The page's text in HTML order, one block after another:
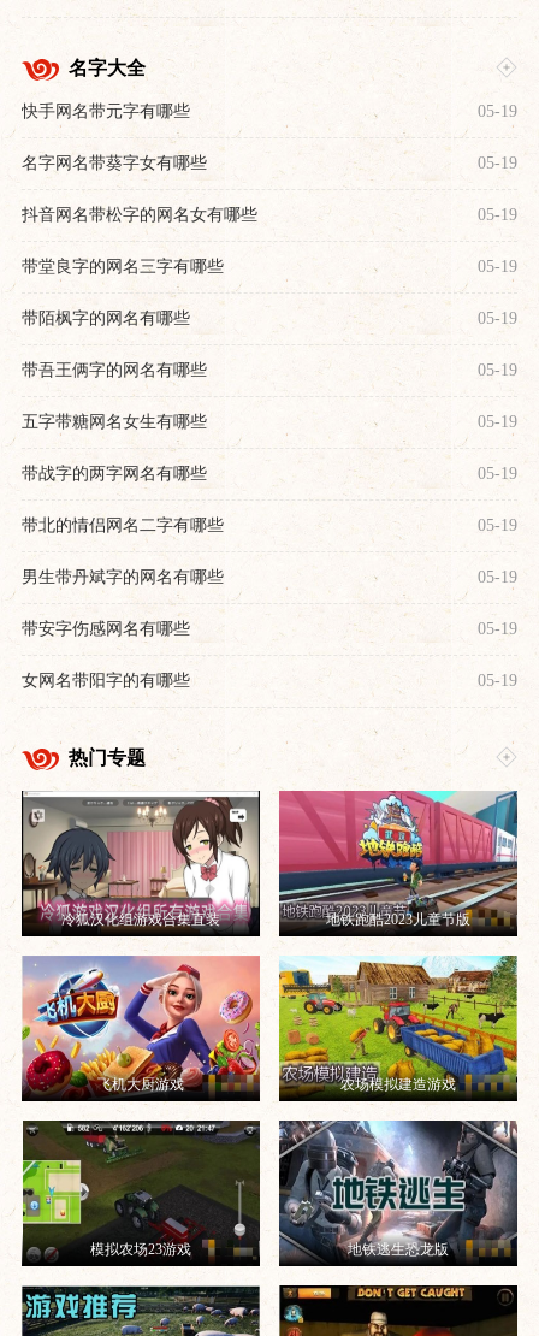
名字大全
快手网名带元字有哪些 05-19
名字网名带葵字女有哪些 05-19
抖音网名带松字的网名女有哪些 05-19
带堂良字的网名三字有哪些 05-19
带陌枫字的网名有哪些 05-19
带吾王俩字的网名有哪些 05-19
五字带糖网名女生有哪些 05-19
带战字的两字网名有哪些 05-19
带北的情侣网名二字有哪些 05-19
男生带丹斌字的网名有哪些 05-19
带安字伤感网名有哪些 05-19
女网名带阳字的有哪些 05-19
热门专题
冷狐汉化组游戏合集直装 地铁跑酷2023儿童节版
飞机大厨游戏 农场模拟建造游戏
模拟农场23游戏 地铁逃生恐龙版